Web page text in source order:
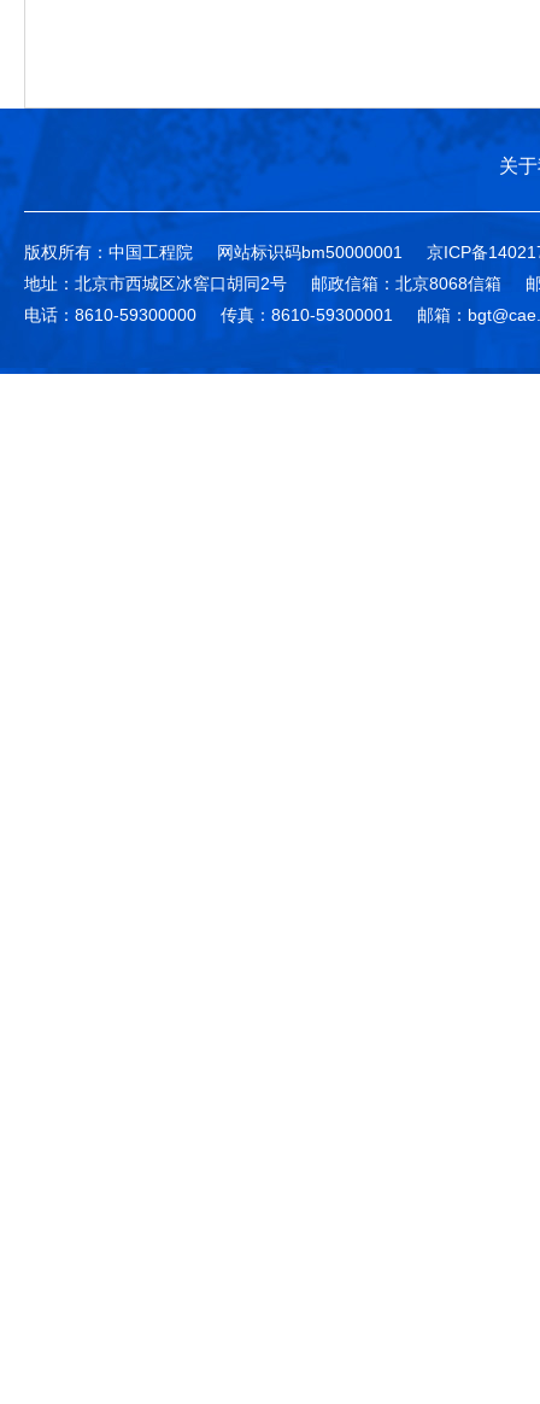
关
版权所有：中国工程院 网站标识码bm50000001
京ICP备
地址：北京市西城区冰窖口胡同2号
邮政信箱：北京8068信箱
电话：8610-59300000
传真：8610-59300001 邮箱：